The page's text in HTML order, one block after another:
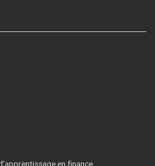
en finance